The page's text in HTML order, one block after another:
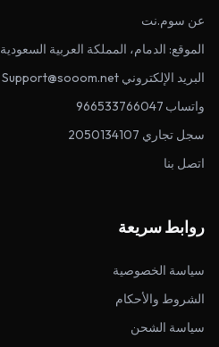
عن سوم.نت
الموقع: الدمام، المملكة العربية السعودية
البريد الإلكتروني Support@sooom.net
واتساب 966533766047
سجل تجاري 2050134107
اتصل بنا
روابط سريعة
سياسة الخصوصية
الشروط والأحكام
سياسة الشحن